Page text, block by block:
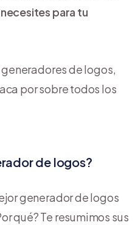
para tu
de logos,
por sobre todos los
de logos?
generador de logos
qué? Te resumimos sus